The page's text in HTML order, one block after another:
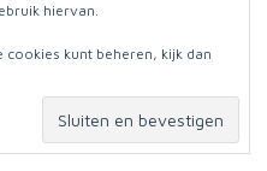
hiervan.
kunt beheren, kijk dan